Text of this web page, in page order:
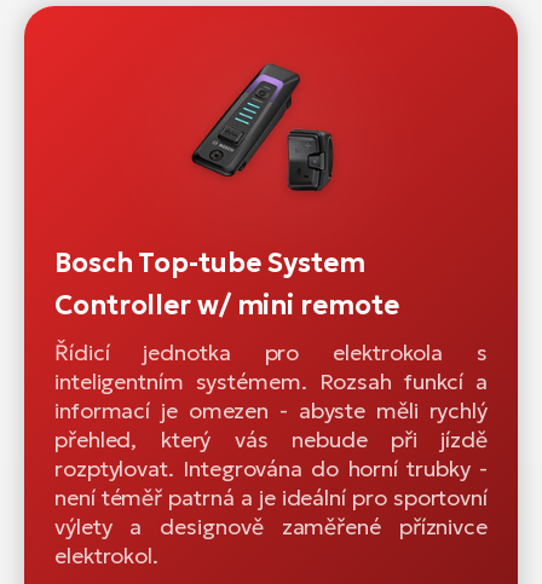
Bosch Top-tube System
Controller w/ mini remote
Řídicí jednotka pro elektrokola s
inteligentním systémem. Rozsah funkcí a
informací je omezen - abyste měli rychlý
přehled, který vás nebude při jízdě
rozptylovat. Integrována do horní trubky -
není téměř patrná a je ideální pro sportovní
výlety a designově zaměřené příznivce
elektrokol.